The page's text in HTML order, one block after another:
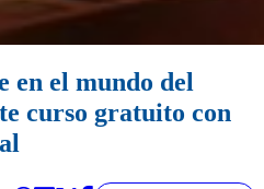
en el mundo del
curso gratuito con